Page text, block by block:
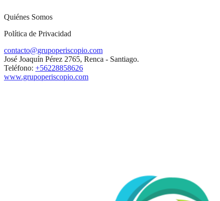
Quiénes Somos
Política de Privacidad
contacto@grupoperiscopio.com
José Joaquín Pérez 2765, Renca - Santiago.
Teléfono: +56228858626
www.grupoperiscopio.com